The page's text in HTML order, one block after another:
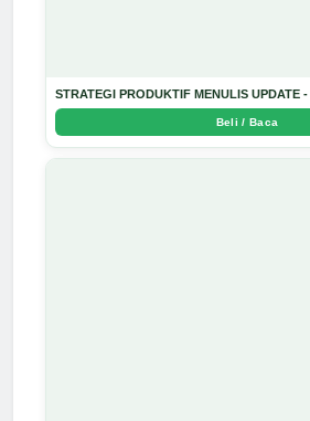
STRATEGI PRODUKTIF MENULIS UPDATE
Beli / Baca